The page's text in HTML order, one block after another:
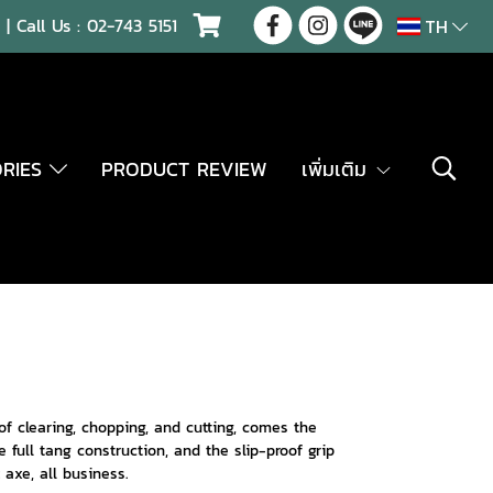
| Call Us :02-743 5151 TH
PRODUCT REVIEW เพิ่มเติม
clearing, chopping, and cutting, comes the
full tang construction, and the slip-proof grip
all business.